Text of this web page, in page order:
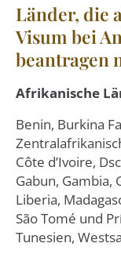
Länder, die
Visum bei
beantragen
Afrikanische
Benin, Burkina
Côte d’Ivoire,
Gabun, Gambia,
Liberia,
São Tomé und
Tunesien,